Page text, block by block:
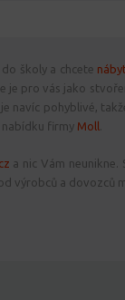
školy a chcete
pro vás jako
navíc pohyblivé,
nabídku firmy Moll
a nic Vám neunikne.
výrobců a dovozců